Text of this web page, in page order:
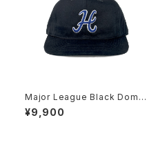
Major League Black Dome
Ball Cap
¥9,900